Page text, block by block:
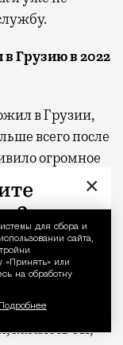
Грузию в 2022
в Грузии,
всего после
огромное
на улицах,
службы, и это
и
шли по своим
внимания. В
забываешь,
как раз и
казалось бы,
для сбора и
сайта,
или
на обработку
Подробнее
×